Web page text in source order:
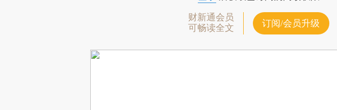
财新通会员
可畅读全文
订阅/会员升级